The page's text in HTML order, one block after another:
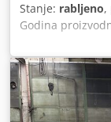
Stanje: rabljeno,
Godina